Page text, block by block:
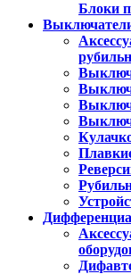
Блоки